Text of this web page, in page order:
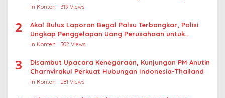
Thailand
In Konten 319 Views
2
Akal Bulus Laporan Begal Palsu Terbongkar, Polisi
Ungkap Penggelapan Uang Perusahaan untuk
Crypto
In Konten 302 Views
3
Disambut Upacara Kenegaraan, Kunjungan PM Anutin
Charnvirakul Perkuat Hubungan Indonesia-Thailand
In Konten 281 Views